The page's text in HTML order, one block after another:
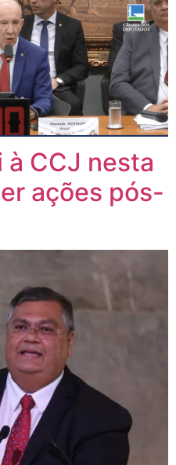
à CCJ nesta
ações pós-